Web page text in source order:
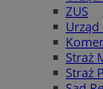
ZUS
Urząd
Straż
Straż